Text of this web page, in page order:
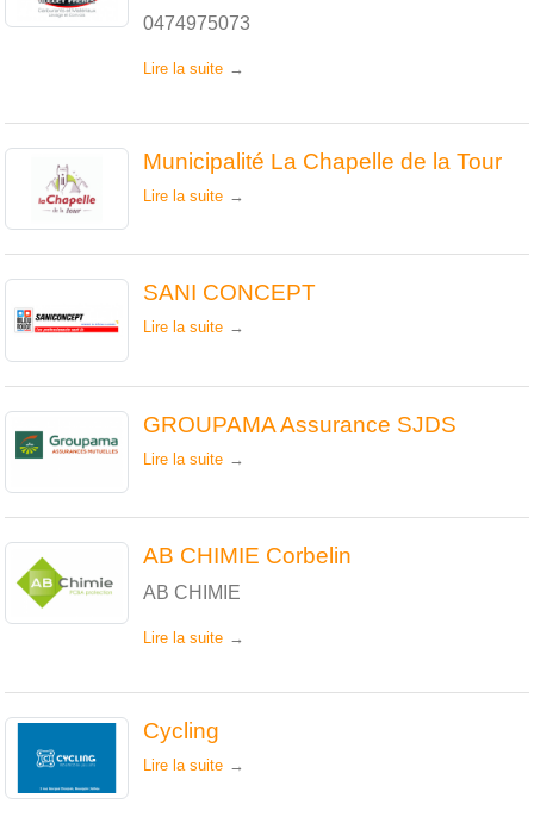
0474975073
Lire la suite
Municipalité La Chapelle de la Tour
Lire la suite
SANI CONCEPT
Lire la suite
GROUPAMA Assurance SJDS
Lire la suite
AB CHIMIE Corbelin
AB CHIMIE
Lire la suite
Cycling
Lire la suite